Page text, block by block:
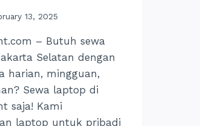
13, 2025
– Butuh sewa
Selatan dengan
harian, mingguan,
Sewa laptop di
saja! Kami
laptop untuk pribadi